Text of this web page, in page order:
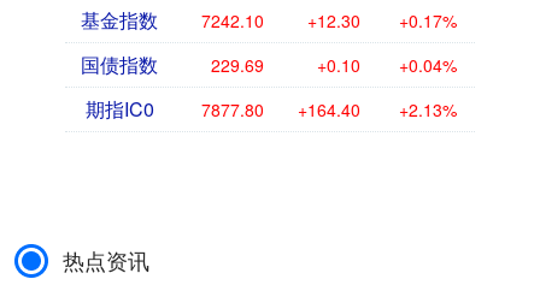
基金指数 7242.10 +12.30 +0.17%
国债指数 229.69 +0.10 +0.04%
期指IC0 7877.80 +164.40 +2.13%
热点资讯